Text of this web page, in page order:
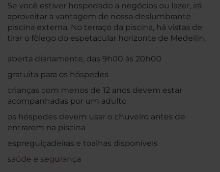
Se você estiver hospedado a negócios ou lazer, irá
aproveitar a vantagem de nossa deslumbrante
piscina externa. No terraço da piscina, há vistas de
tirar o fôlego do espetacular horizonte de Medellín.
aberta diariamente, das 9h00 às 20h00
gratuita para os hóspedes
crianças com menos de 12 anos devem estar
acompanhadas por um adulto
os hóspedes devem usar o chuveiro antes de
entrarem na piscina
espreguiçadeiras e toalhas disponíveis
saúde e segurança